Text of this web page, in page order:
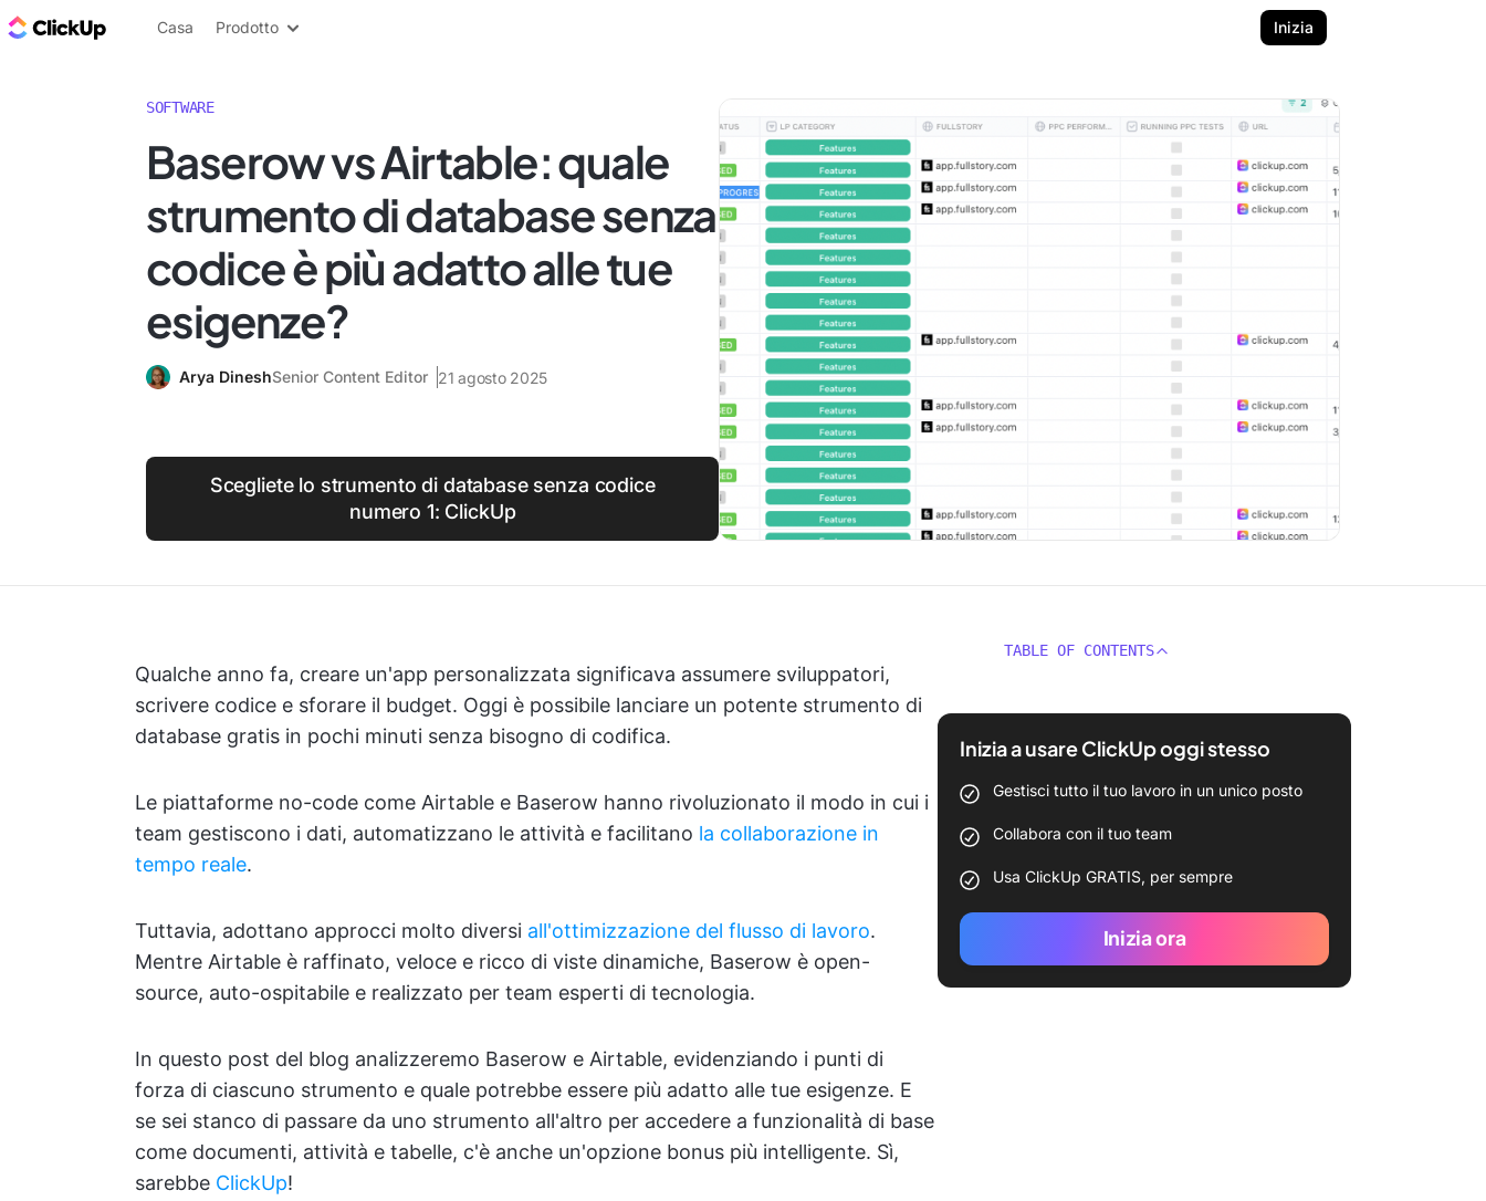
Blog di ClickUp
Casa Prodotto Inizia
SOFTWARE
Baserow vs Airtable: quale
strumento di database senza
codice è più adatto alle tue
esigenze?
Arya DineshSenior Content Editor 21 agosto 2025
Scegliete lo strumento di database senza codice
numero 1: ClickUp
Qualche anno fa, creare un'app personalizzata significava assumere sviluppatori,
scrivere codice e sforare il budget. Oggi è possibile lanciare un potente strumento di
database gratis in pochi minuti senza bisogno di codifica.
Le piattaforme no-code come Airtable e Baserow hanno rivoluzionato il modo in cui i
team gestiscono i dati, automatizzano le attività e facilitano la collaborazione in
tempo reale.
Tuttavia, adottano approcci molto diversi all'ottimizzazione del flusso di lavoro.
Mentre Airtable è raffinato, veloce e ricco di viste dinamiche, Baserow è open-
source, auto-ospitabile e realizzato per team esperti di tecnologia.
In questo post del blog analizzeremo Baserow e Airtable, evidenziando i punti di
forza di ciascuno strumento e quale potrebbe essere più adatto alle tue esigenze. E
se sei stanco di passare da uno strumento all'altro per accedere a funzionalità di base
come documenti, attività e tabelle, c'è anche un'opzione bonus più intelligente. Sì,
sarebbe ClickUp!
TABLE OF CONTENTS
Inizia a usare ClickUp oggi stesso
Gestisci tutto il tuo lavoro in un unico posto
Collabora con il tuo team
Usa ClickUp GRATIS, per sempre
Inizia ora